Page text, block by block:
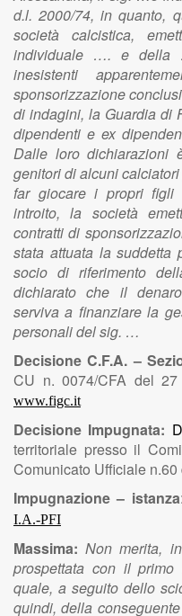
d.l. 2000/74, in quanto,
società calcistica,
individuale …. e della
inesistenti
sponsorizzazione
di indagini, la Guardia di
dipendenti e ex
Dalle loro dichiarazioni
genitori di alcuni
far giocare i propri
introito, la società
contratti di
stata attuata la
socio di riferimento
dichiarato che il
serviva a finanziare la
personali del sig. …
Decisione C.F.A. –
CU n. 0074/CFA del
www.figc.it
Decisione Impugnata:
territoriale presso il
Comunicato Ufficiale
Impugnazione – istanza
I.A.-PFI
Massima: Non merita,
prospettata con il
quale, a seguito dello
quindi, della